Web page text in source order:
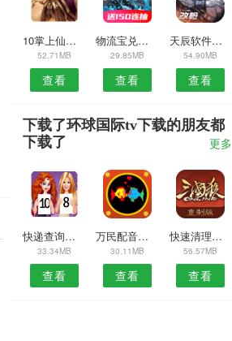
10掌上仙游园APP
52.71MB
查看
物流宝兑通APP
29.85MB
查看
天辰软件库预约安卓版
54.90MB
查看
下载了环球国际tv下载的朋友都
下载了
更多
快递查询管理APP
33.34MB
查看
万民配音播放器安卓版
30.11MB
查看
快速清理大师安卓版
56.57MB
查看